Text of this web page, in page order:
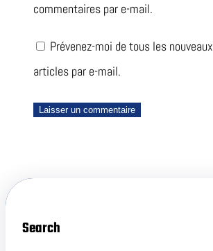
commentaires par e-mail.
Prévenez-moi de tous les nouveaux
articles par e-mail.
Search